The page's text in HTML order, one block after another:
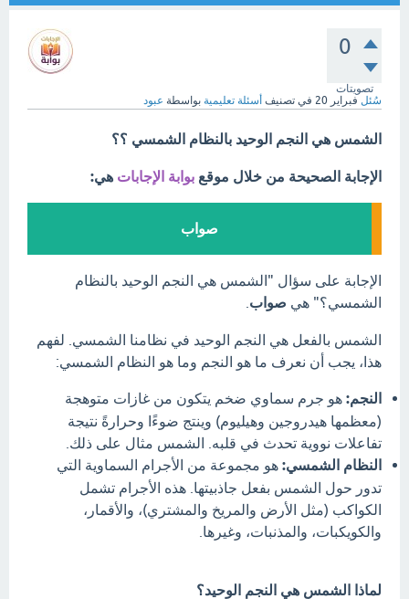
0
تصويتات
سُئل فبراير 20 في تصنيف أسئلة تعليمية بواسطة عبود
الشمس هي النجم الوحيد بالنظام الشمسي ؟؟
الإجابة الصحيحة من خلال موقع بوابة الإجابات هي:
صواب
الإجابة على سؤال "الشمس هي النجم الوحيد بالنظام
الشمسي؟" هي صواب
الشمس بالفعل هي النجم الوحيد في نظامنا الشمسي. لفهم
هذا، يجب أن نعرف ما هو النجم وما هو النظام الشمسي:
النجم: هو جرم سماوي ضخم يتكون من غازات متوهجة
(معظمها هيدروجين وهيليوم) وينتج ضوءًا وحرارةً نتيجة
تفاعلات نووية تحدث في قلبه. الشمس مثال على ذلك.
النظام الشمسي: هو مجموعة من الأجرام السماوية التي
تدور حول الشمس بفعل جاذبيتها. هذه الأجرام تشمل
الكواكب (مثل الأرض والمريخ والمشتري)، والأقمار،
والكويكبات، والمذنبات، وغيرها.
لماذا الشمس هي النجم الوحيد؟